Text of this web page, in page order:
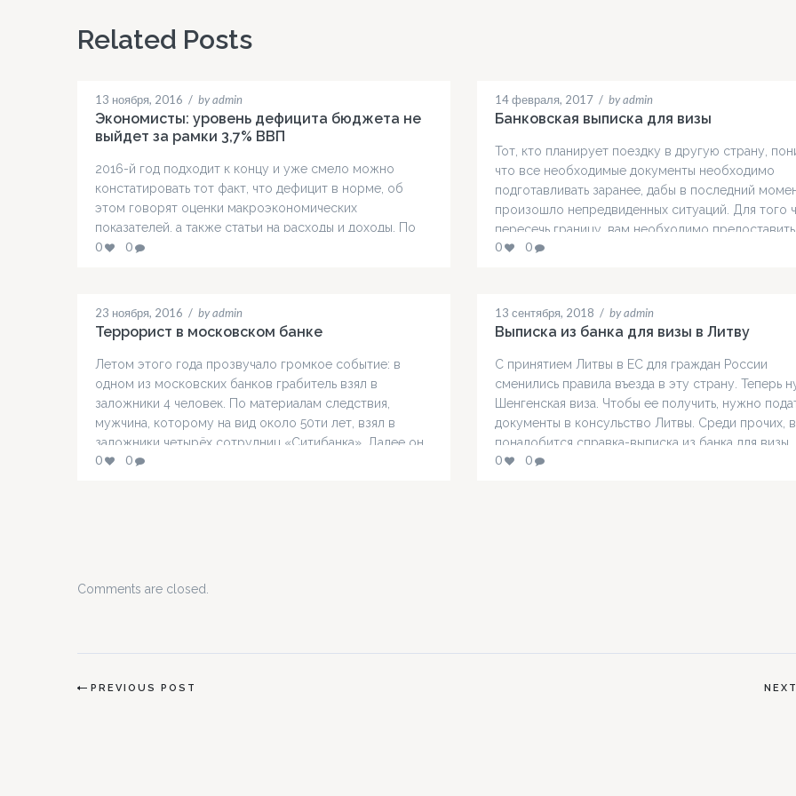
Related Posts
13 ноября, 2016 / by admin
Экономисты: уровень дефицита бюджета не
выйдет за рамки 3,7% ВВП
2016-й год подходит к концу и уже смело можно
констатировать тот факт, что дефицит в норме, об
этом говорят оценки макроэкономических
показателей, а также статьи на расходы и доходы. По
мнению специалистов, дефицит бюджета 3,7% — это
доходов и расходов, ну…
0 0
14 февраля, 2017 / by admin
Банковская выписка для визы
Тот, кто планирует поездку в другую страну,
что все необходимые документы необходимо
подготавливать заранее, дабы в последний
произошло непредвиденных ситуаций. Для того
пересечь границу, вам необходимо предоставить
выписку из банка для визы, причём в обязательном
человек, который планирует…
0 0
23 ноября, 2016 / by admin
Террорист в московском банке
Летом этого года прозвучало громкое событие: в
одном из московских банков грабитель взял в
заложники 4 человек. По материалам следствия,
мужчина, которому на вид около 50ти лет, взял в
заложники четырёх сотрудниц «Ситибанка». Далее он
передал записку, в которой шла речь о требованиях
0 0
13 сентября, 2018 / by admin
Выписка из банка для визы в Литву
С принятием Литвы в ЕС для граждан России
сменились правила въезда в эту страну. Теперь
Шенгенская виза. Чтобы ее получить, нужно
документы в консульство Литвы. Среди прочих,
понадобится справка-выписка из банка для визы.
Образец данного документа вы без труда найдете
0 0
Comments are closed.
PREVIOUS POST